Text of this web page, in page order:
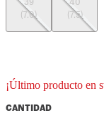
(7.0)
(7.5)
¡Último producto en
CANTIDAD